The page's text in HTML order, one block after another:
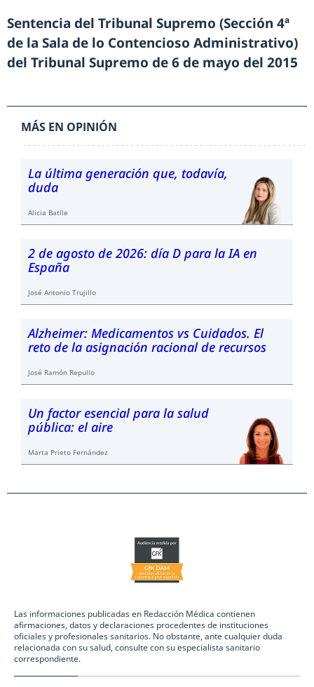
Sentencia del Tribunal Supremo (Sección 4ª
de la Sala de lo Contencioso Administrativo)
del Tribunal Supremo de 6 de mayo del 2015
MÁS EN OPINIÓN
La última generación que, todavía,
duda
Alicia Batlle
2 de agosto de 2026: día D para la IA en
España
José Antonio Trujillo
Alzheimer: Medicamentos vs Cuidados. El
reto de la asignación racional de recursos
José Ramón Repullo
Un factor esencial para la salud
pública: el aire
Marta Prieto Fernández
Las informaciones publicadas en Redacción Médica contienen
afirmaciones, datos y declaraciones procedentes de instituciones
oficiales y profesionales sanitarios. No obstante, ante cualquier duda
relacionada con su salud, consulte con su especialista sanitario
correspondiente.